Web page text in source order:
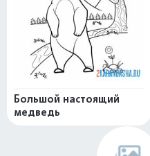
Большой настоящий
медведь